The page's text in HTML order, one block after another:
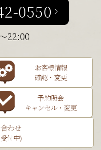
0550
22:00
お客様情報
確認・変更
予約照会
キャンセル・変更
わせ
付中)